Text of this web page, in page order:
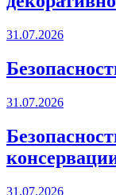
31.07.2026
31.07.2026
31.07.2026